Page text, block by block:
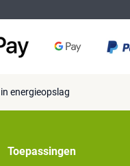
in energieopslag
Toepassingen